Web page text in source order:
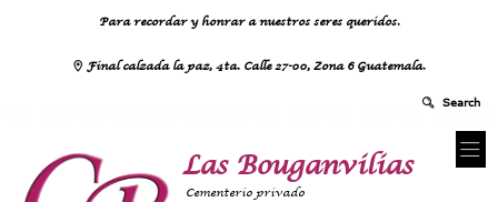
Para recordar y honrar a nuestros seres queridos.
Final calzada la paz, 4ta. Calle 27-00, Zona 6 Guatemala.
Las Bouganvilias
Cementerio privado